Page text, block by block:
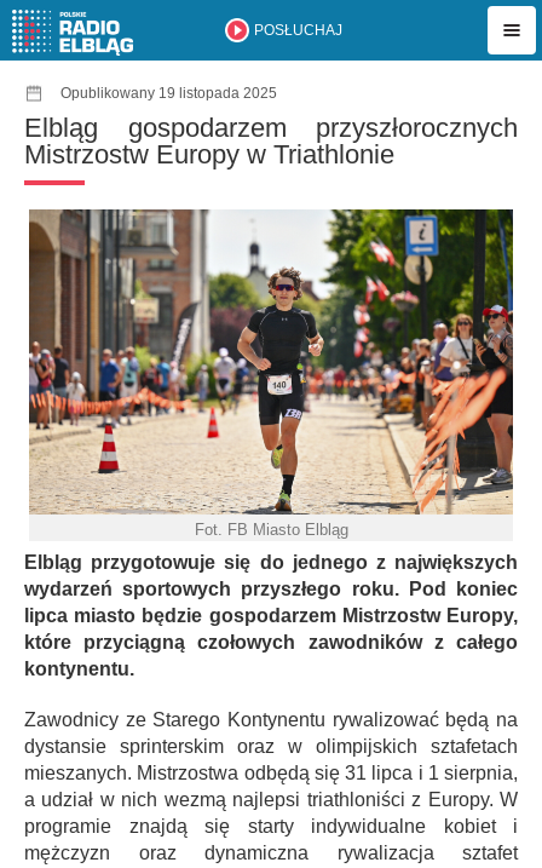
POSŁUCHAJ
Opublikowany 19 listopada 2025
Elbląg gospodarzem przyszłorocznych
Mistrzostw Europy w Triathlonie
Fot. FB Miasto Elbląg
Elbląg przygotowuje się do jednego z największych
wydarzeń sportowych przyszłego roku. Pod koniec
lipca miasto będzie gospodarzem Mistrzostw Europy,
które przyciągną czołowych zawodników z całego
kontynentu.
Zawodnicy ze Starego Kontynentu rywalizować będą na
dystansie sprinterskim oraz w olimpijskich sztafetach
mieszanych. Mistrzostwa odbędą się 31 lipca i 1 sierpnia,
a udział w nich wezmą najlepsi triathloniści z Europy. W
programie znajdą się starty indywidualne kobiet i
mężczyzn oraz dynamiczna rywalizacja sztafet